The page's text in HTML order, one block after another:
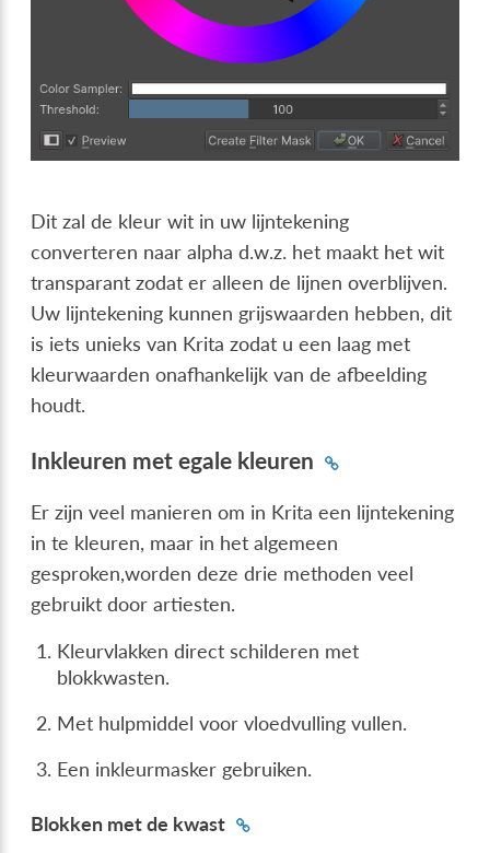
Dit zal de kleur wit in uw lijntekening
converteren naar alpha d.w.z. het maakt het wit
transparant zodat er alleen de lijnen overblijven.
Uw lijntekening kunnen grijswaarden hebben, dit
is iets unieks van Krita zodat u een laag met
kleurwaarden onafhankelijk van de afbeelding
houdt.
Inkleuren met egale kleuren
Er zijn veel manieren om in Krita een lijntekening
in te kleuren, maar in het algemeen
gesproken,worden deze drie methoden veel
gebruikt door artiesten.
Kleurvlakken direct schilderen met
blokkwasten.
Met hulpmiddel voor vloedvulling vullen.
Een inkleurmasker gebruiken.
Blokken met de kwast